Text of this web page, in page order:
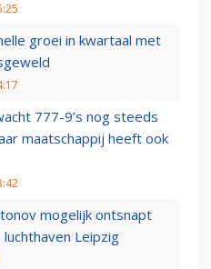
groei in kwartaal met
777-9’s nog steeds
maatschappij heeft ook
mogelijk ontsnapt
luchthaven Leipzig